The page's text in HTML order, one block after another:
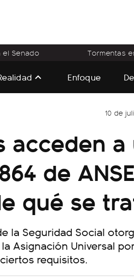
el Senado Tormentas
Enfoque
10 de
acceden a
de
qué se
la Seguridad Social
Asignación Universal
requisitos.